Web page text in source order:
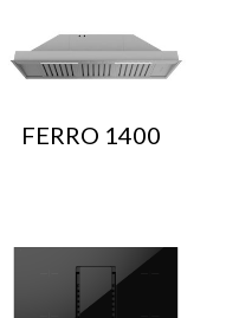
FERRO 1400